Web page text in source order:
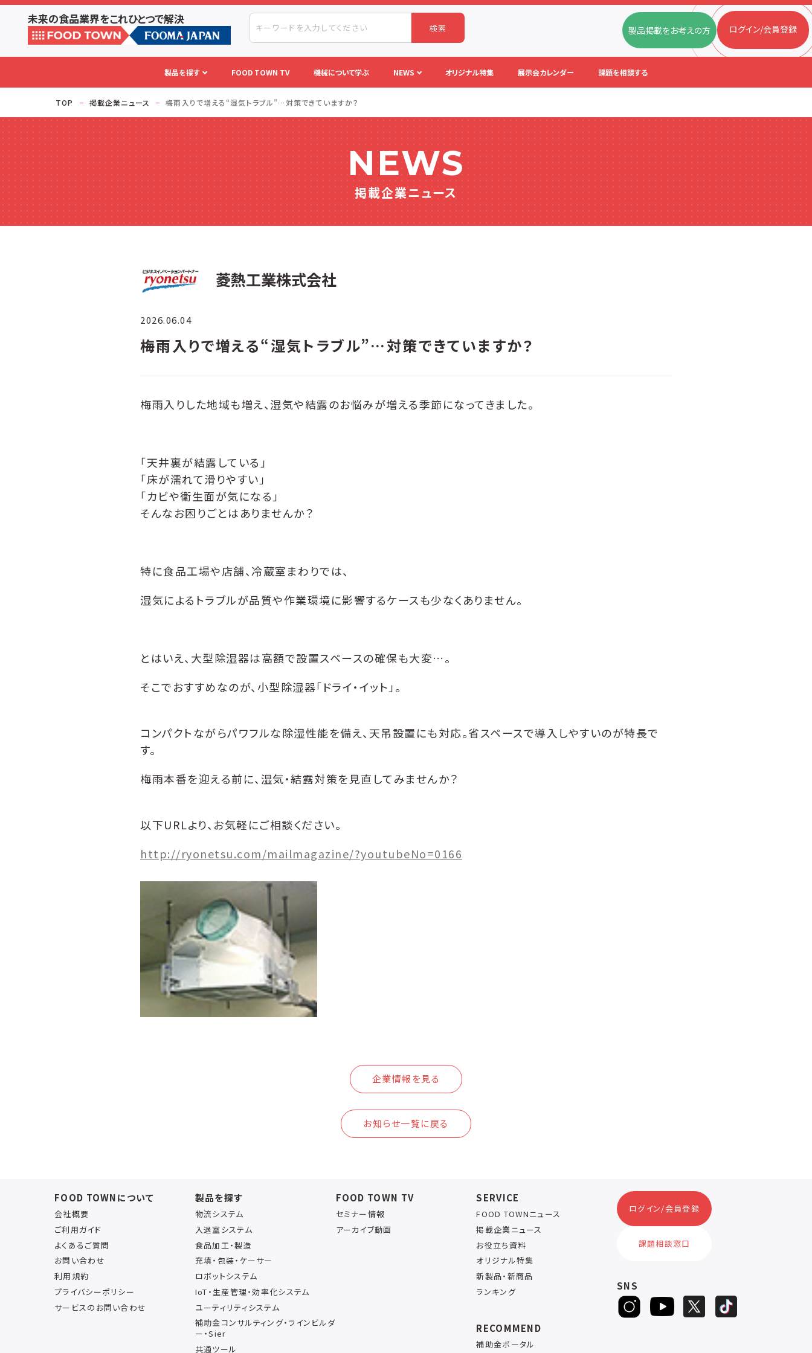
未来の食品業界をこれひとつで解決
検索 製品掲載をお考えの方 ログイン/会員登録
製品を探す FOOD TOWN TV 機械について学ぶ NEWS オリジナル特集 展示会カレンダー 課題を相談する
TOP 掲載企業ニュース 梅雨入りで増える“湿気トラブル”…対策できていますか？
NEWS
掲載企業ニュース
菱熱工業株式会社
2026.06.04
梅雨入りで増える“湿気トラブル”…対策できていますか？
梅雨入りした地域も増え、湿気や結露のお悩みが増える季節になってきました。
「天井裏が結露している」
「床が濡れて滑りやすい」
「カビや衛生面が気になる」
そんなお困りごとはありませんか？
特に食品工場や店舗、冷蔵室まわりでは、
湿気によるトラブルが品質や作業環境に影響するケースも少なくありません。
とはいえ、大型除湿器は高額で設置スペースの確保も大変…。
そこでおすすめなのが、小型除湿器「ドライ・イット」。
コンパクトながらパワフルな除湿性能を備え、天吊設置にも対応。省スペースで導入しやすいのが特長で
す。
梅雨本番を迎える前に、湿気・結露対策を見直してみませんか？
以下URLより、お気軽にご相談ください。
http://ryonetsu.com/mailmagazine/?youtubeNo=0166
企業情報を見る
お知らせ一覧に戻る
FOOD TOWNについて
会社概要
ご利用ガイド
よくあるご質問
お問い合わせ
利用規約
プライバシーポリシー
サービスのお問い合わせ
製品を探す
物流システム
入退室システム
食品加工・製造
充填・包装・ケーサー
ロボットシステム
IoT・生産管理・効率化システム
ユーティリティシステム
補助金コンサルティング・ラインビルダ
ー・Sier
共通ツール
FOOD TOWN TV
セミナー情報
アーカイブ動画
SERVICE
FOOD TOWNニュース
掲載企業ニュース
お役立ち資料
オリジナル特集
新製品・新商品
ランキング
RECOMMEND
補助金ポータル
ログイン/会員登録
課題相談窓口
SNS